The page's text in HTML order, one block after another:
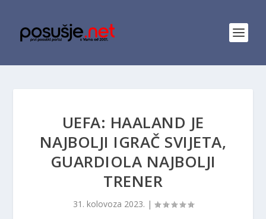
UEFA: HAALAND JE
NAJBOLJI IGRAČ SVIJETA,
GUARDIOLA NAJBOLJI
TRENER
31. kolovoza 2023. |